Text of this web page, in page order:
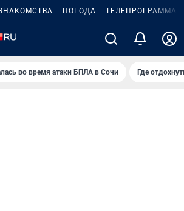
ПОГОДА ТЕЛЕПРОГРАММА
во время атаки БПЛА в Сочи Где